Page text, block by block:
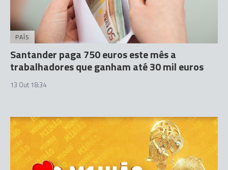
PAÍS
Santander paga 750 euros este mês a
trabalhadores que ganham até 30 mil euros
13 Out 18:34